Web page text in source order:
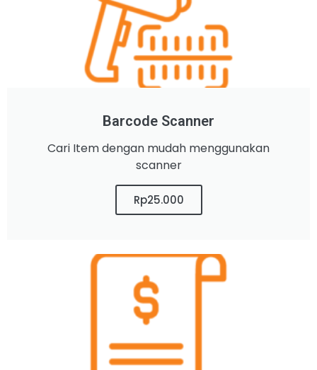
Barcode Scanner
Cari Item dengan mudah menggunakan
scanner
Rp25.000